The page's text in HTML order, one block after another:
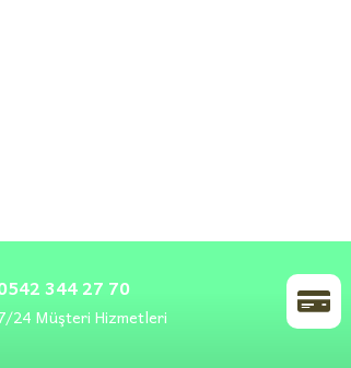
344 27 70
24 Müşteri Hizmetleri